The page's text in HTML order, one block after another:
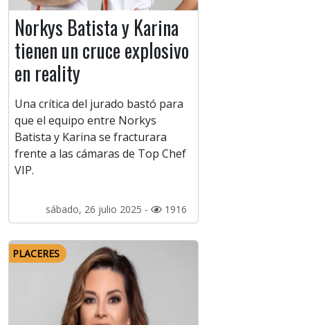
Norkys Batista y Karina
tienen un cruce explosivo
en reality
Una crítica del jurado bastó para
que el equipo entre Norkys
Batista y Karina se fracturara
frente a las cámaras de Top Chef
VIP.
sábado, 26 julio 2025 - 1916
PLACERES